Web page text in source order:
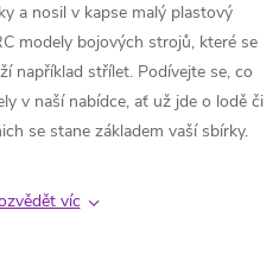
a nosil v kapse malý plastový
modely bojových strojů, které se
například střílet. Podívejte se, co
v naší nabídce, ať už jde o lodě či
se stane základem vaší sbírky.
víc